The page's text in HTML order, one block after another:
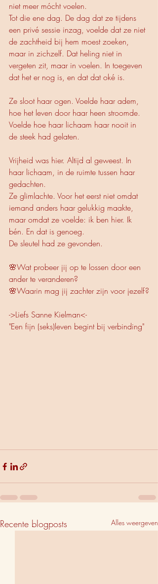
niet meer mócht voelen.
Tot die ene dag. De dag dat ze tijdens
een privé sessie inzag, voelde dat ze niet
de zachtheid bij hem moest zoeken,
maar in zichzelf. Dat heling niet in
vergeten zit, maar in voelen. In toegeven
dat het er nog is, en dat dat oké is.
Ze sloot haar ogen. Voelde haar adem,
hoe het leven door haar heen stroomde.
Voelde hoe haar lichaam haar nooit in
de steek had gelaten.
Vrijheid was hier. Altijd al geweest. In
haar lichaam, in de ruimte tussen haar
gedachten.
Ze glimlachte. Voor het eerst niet omdat
iemand anders haar gelukkig maakte,
maar omdat ze voelde: ik ben hier. Ik
bén. En dat is genoeg.
De sleutel had ze gevonden.
🌸Wat probeer jij op te lossen door een
ander te veranderen?
🌸Waarin mag jij zachter zijn voor jezelf?
->Liefs Sanne Kielman<-
"Een fijn (seks)leven begint bij verbinding"
Recente blogposts Alles weergeven